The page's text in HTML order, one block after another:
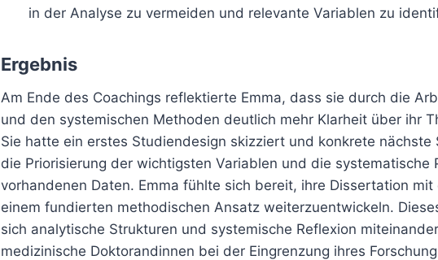
in der Analyse zu vermeiden und relevante Variablen zu
Ergebnis
Am Ende des Coachings reflektierte Emma, dass sie durch die
und den systemischen Methoden deutlich mehr Klarheit über ihr
Sie hatte ein erstes Studiendesign skizziert und konkrete
die Priorisierung der wichtigsten Variablen und die systematische
vorhandenen Daten. Emma fühlte sich bereit, ihre Dissertation mit
einem fundierten methodischen Ansatz weiterzuentwickeln.
sich analytische Strukturen und systemische Reflexion
medizinische Doktorandinnen bei der Eingrenzung ihres